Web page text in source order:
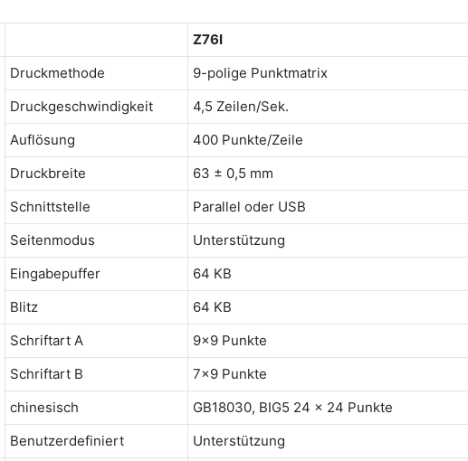
Z76I
Druckmethode
9-polige Punktmatrix
Druckgeschwindigkeit
4,5 Zeilen/Sek.
Auflösung
400 Punkte/Zeile
Druckbreite
63 ± 0,5 mm
Schnittstelle
Parallel oder USB
Seitenmodus
Unterstützung
Eingabepuffer
64 KB
Blitz
64 KB
Schriftart A
9x9 Punkte
Schriftart B
7x9 Punkte
chinesisch
GB18030, BIG5 24 x 24 Punkte
Benutzerdefiniert
Unterstützung